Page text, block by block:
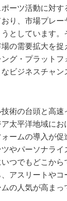
ーツ活動に対す
り、市場プレ
としています。
の需要拡大を捉
グ・プラット
ビジネスチャン
術の台頭と高
太平洋地域にお
ームの導入が促
やパーソナライ
つでもどこから
アスリートやコ
の人気が高まっ